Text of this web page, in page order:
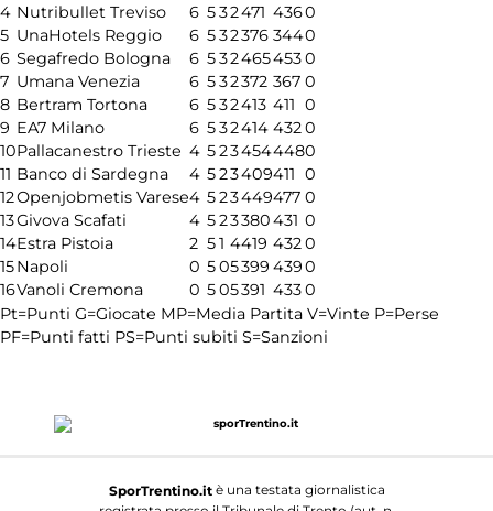
4 Nutribullet Treviso 6 532471 4360
5 UnaHotels Reggio 6 532376 3440
6 Segafredo Bologna 6 5324654530
7 Umana Venezia 6 532372 367 0
8 Bertram Tortona 6 532413 411 0
9 EA7 Milano 6 532414 4320
10Pallacanestro Trieste 4 5234544480
11 Banco di Sardegna 4 523409411 0
12Openjobmetis Varese4 523449477 0
13Givova Scafati 4 523380431 0
14Estra Pistoia 2 51 4419 4320
15Napoli 0 505399 4390
16Vanoli Cremona 0 505391 4330
Pt=Punti G=Giocate MP=Media Partita V=Vinte P=Perse
PF=Punti fatti PS=Punti subiti S=Sanzioni
SporTrentino.itè una testata giornalistica